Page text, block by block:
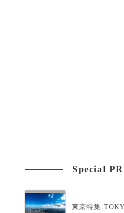
Special PR
東京特集